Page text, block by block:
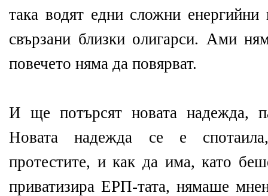
така водят едни сложни
свързани близки олигарси. Ами
повечето няма да повярват.
И ще потърсят новата надежда,
Новата надежда се е
протестите, и как да има, като
приватизира ЕРП-тата, нямаше